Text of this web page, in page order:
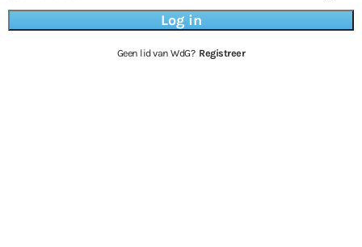
Geen lid van WdG? Registreer